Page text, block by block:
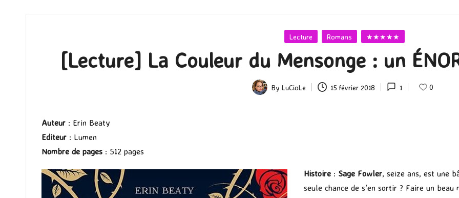
Posted
Lecture Romans ★★★★★
[Lecture] La Couleur du Mensonge : un
Posted
By LuCioLe 15 février 2018 1 0
Auteur : Erin Beaty
Editeur : Lumen
Nombre de pages : 512 pages
Histoire : Sage Fowler, seize ans, est une
seule chance de s’en sortir ? Faire un